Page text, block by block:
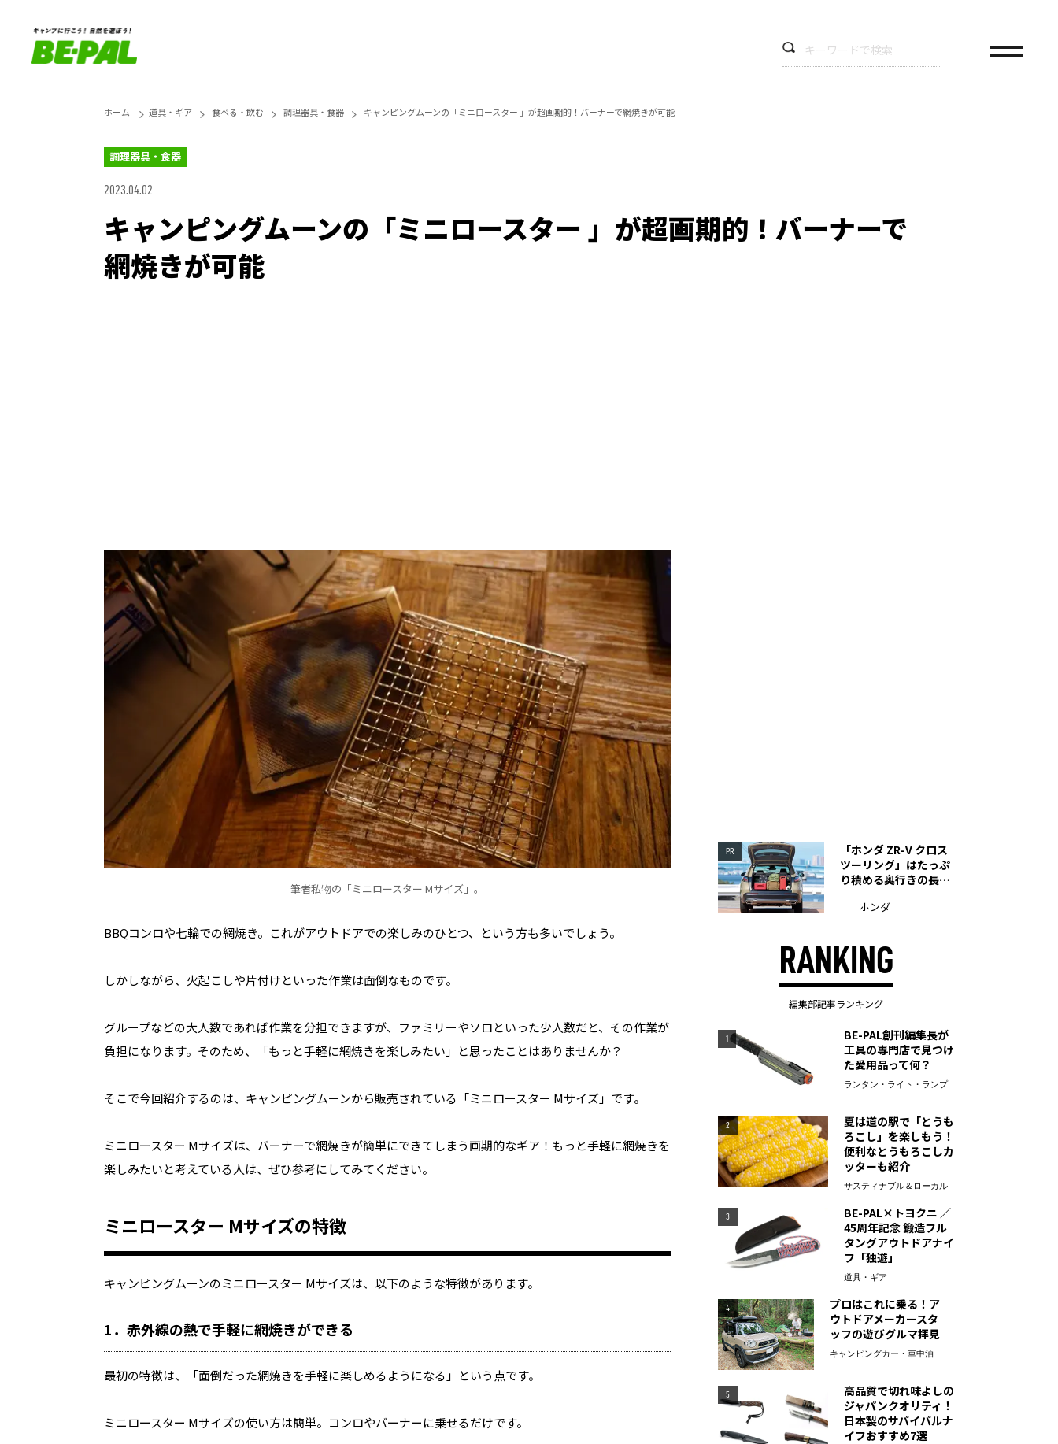
ホーム 道具・ギア 食べる・飲む 調理器具・食器 キャンピングムーンの「ミニロースター 」が超画期的！バーナーで網焼きが可能
調理器具・食器
2023.04.02
キャンピングムーンの「ミニロースター 」が超画期的！バーナーで
網焼きが可能
筆者私物の「ミニロースター Mサイズ」。
BBQコンロや七輪での網焼き。これがアウトドアでの楽しみのひとつ、という方も多いでしょう。
しかしながら、火起こしや片付けといった作業は面倒なものです。
グループなどの大人数であれば作業を分担できますが、ファミリーやソロといった少人数だと、その作業が
負担になります。そのため、「もっと手軽に網焼きを楽しみたい」と思ったことはありませんか？
そこで今回紹介するのは、キャンピングムーンから販売されている「ミニロースター Mサイズ」です。
ミニロースター Mサイズは、バーナーで網焼きが簡単にできてしまう画期的なギア！もっと手軽に網焼きを
楽しみたいと考えている人は、ぜひ参考にしてみてください。
ミニロースター Mサイズの特徴
キャンピングムーンのミニロースター Mサイズは、以下のような特徴があります。
1．赤外線の熱で手軽に網焼きができる
最初の特徴は、「面倒だった網焼きを手軽に楽しめるようになる」という点です。
ミニロースター Mサイズの使い方は簡単。コンロやバーナーに乗せるだけです。
PR
「ホンダ ZR-V クロス
ツーリング」はたっぷ
り積める奥行きの長い
ホンダ
RANKING
編集部記事ランキング
1
BE-PAL創刊編集長が
工具の専門店で見つけ
た愛用品って何？
ランタン・ライト・ランプ
2
夏は道の駅で「とうも
ろこし」を楽しもう！
便利なとうもろこしカ
ッターも紹介
サスティナブル＆ローカル
3
BE-PAL×トヨクニ ／
45周年記念 鍛造フル
タングアウトドアナイ
フ「独遊」
道具・ギア
4
プロはこれに乗る！ア
ウトドアメーカースタ
ッフの遊びグルマ拝見
キャンピングカー・車中泊
5
高品質で切れ味よしの
ジャパンクオリティ！
日本製のサバイバルナ
イフおすすめ7選